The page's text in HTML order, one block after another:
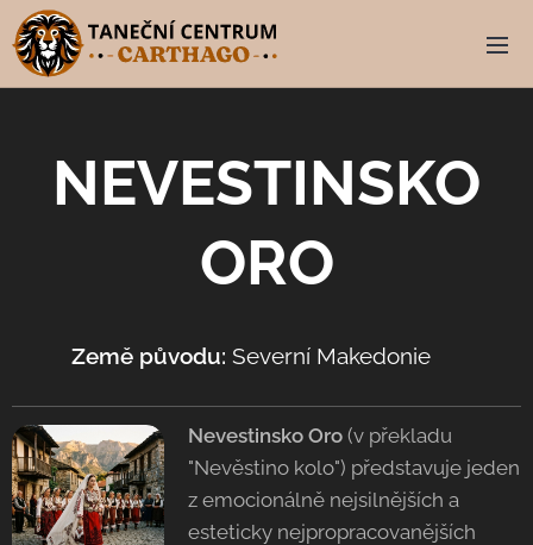
NEVESTINSKO
ORO
Země původu: Severní Makedonie
Nevestinsko Oro(v překladu
"Nevěstino kolo") představuje jeden
z emocionálně nejsilnějších a
esteticky nejpropracovanějších